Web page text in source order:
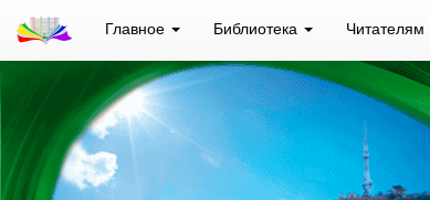
Главное Библиотека Читателям